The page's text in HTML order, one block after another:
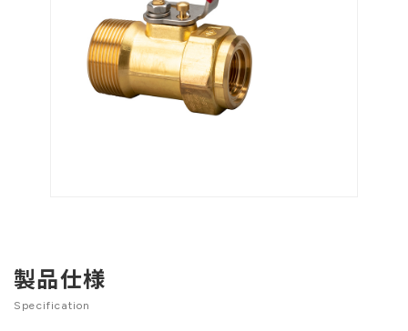
製品仕様
Specification